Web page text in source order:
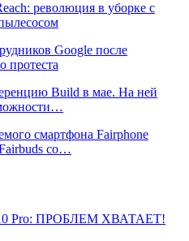
революция в уборке с
Google после
протеста
Build в мае. На ней
смартфона Fairphone
со…
10 Pro: ПРОБЛЕМ ХВАТАЕТ!